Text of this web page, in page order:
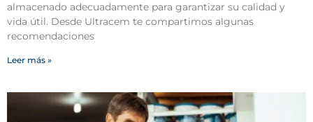
almacenado adecuadamente para garantizar su calidad y
vida útil. Desde Ultracem te compartimos algunas
recomendaciones
Leer más »